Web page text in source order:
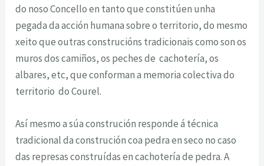
do noso Concello en tanto que constitúen unha
pegada da acción humana sobre o territorio, do mesmo
xeito que outras construcións tradicionais como son os
muros dos camiños, os peches de cachotería, os
albares, etc, que conforman a memoria colectiva do
territorio do Courel.
Así mesmo a súa construción responde á técnica
tradicional da construción coa pedra en seco no caso
das represas construídas en cachotería de pedra. A